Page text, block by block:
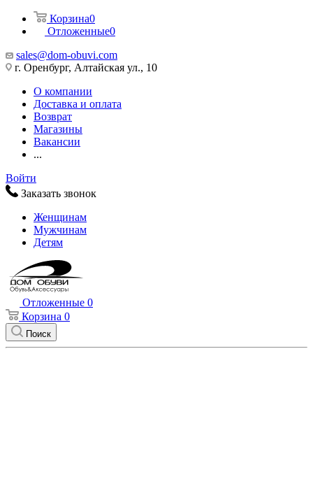
Корзина0
Отложенные0
sales@dom-obuvi.com
г. Оренбург, Алтайская ул., 10
О компании
Доставка и оплата
Возврат
Магазины
Вакансии
...
Войти
Заказать звонок
Женщинам
Мужчинам
Детям
Отложенные 0
Корзина 0
Поиск